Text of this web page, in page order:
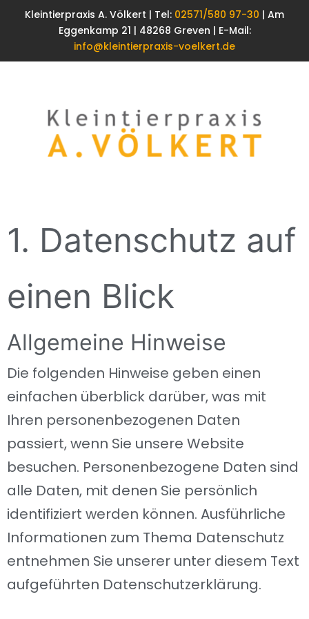
Kleintierpraxis A. Völkert | Tel: 02571/580 97-30 | Am
Eggenkamp 21 | 48268 Greven | E-Mail:
info@kleintierpraxis-voelkert.de
1. Datenschutz auf
einen Blick
Allgemeine Hinweise
Die folgenden Hinweise geben einen
einfachen überblick darüber, was mit
Ihren personenbezogenen Daten
passiert, wenn Sie unsere Website
besuchen. Personenbezogene Daten sind
alle Daten, mit denen Sie persönlich
identifiziert werden können. Ausführliche
Informationen zum Thema Datenschutz
entnehmen Sie unserer unter diesem Text
aufgeführten Datenschutzerklärung.